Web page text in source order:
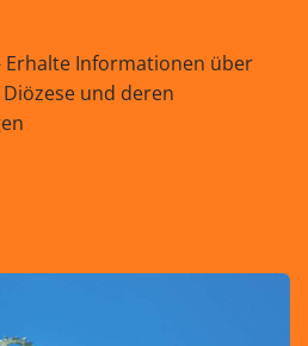
Erhalte Informationen über
und deren